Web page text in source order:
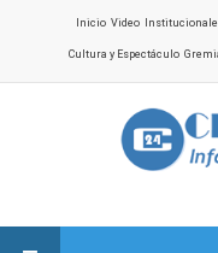
Inicio Video
Cultura y Espectáculo